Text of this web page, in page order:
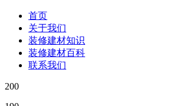
首页
关于我们
装修建材知识
装修建材百科
联系我们
200